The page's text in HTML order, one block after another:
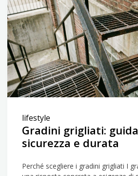
lifestyle
Gradini grigliati:
sicurezza e durata
Perché scegliere i gradini grigliati I